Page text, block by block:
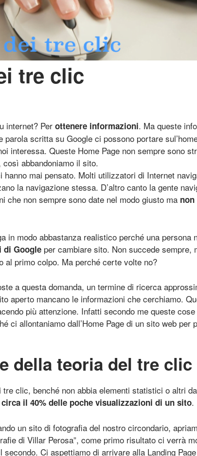
tre clic
internet? Per ottenere informazioni. Ma queste
parola scritta su Google ci possono portare
interessa. Queste Home Page non sempre sono
abbandoniamo il sito.
hanno mai pensato. Molti utilizzatori di Internet
la navigazione stessa. D’altro canto la gente
che non sempre sono date nel modo giusto ma
in modo abbastanza realistico perché una persona
di Google per cambiare sito. Non succede sempre,
al primo colpo. Ma perché certe volte no?
a questa domanda, un termine di ricerca
aperto mancano le informazioni che cerchiamo.
più attenzione. Infatti secondo me queste
ci allontaniamo dall’Home Page di un sito web per
della teoria del tre clic
clic, benché non abbia elementi statistici o altri
circa il 40% delle poche visualizzazioni di un sito.
un sito di fotografia del nostro circondario,
di Villar Perosa”, come primo risultato ci verrà
Ci aspettiamo di arrivare alla Landing